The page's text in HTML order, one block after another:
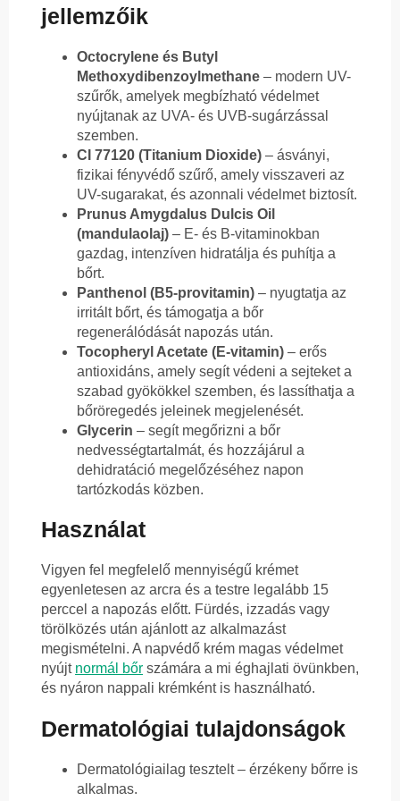
jellemzőik
Octocrylene és Butyl
Methoxydibenzoylmethane – modern UV-
szűrők, amelyek megbízható védelmet
nyújtanak az UVA- és UVB-sugárzással
szemben.
CI 77120 (Titanium Dioxide) – ásványi,
fizikai fényvédő szűrő, amely visszaveri az
UV-sugarakat, és azonnali védelmet biztosít.
Prunus Amygdalus Dulcis Oil
(mandulaolaj) – E- és B-vitaminokban
gazdag, intenzíven hidratálja és puhítja a
bőrt.
Panthenol (B5-provitamin) – nyugtatja az
irritált bőrt, és támogatja a bőr
regenerálódását napozás után.
Tocopheryl Acetate (E-vitamin) – erős
antioxidáns, amely segít védeni a sejteket a
szabad gyökökkel szemben, és lassíthatja a
bőröregedés jeleinek megjelenését.
Glycerin – segít megőrizni a bőr
nedvességtartalmát, és hozzájárul a
dehidratáció megelőzéséhez napon
tartózkodás közben.
Használat
Vigyen fel megfelelő mennyiségű krémet
egyenletesen az arcra és a testre legalább 15
perccel a napozás előtt. Fürdés, izzadás vagy
törölközés után ajánlott az alkalmazást
megismételni. A napvédő krém magas védelmet
nyújt normál bőr számára a mi éghajlati övünkben,
és nyáron nappali krémként is használható.
Dermatológiai tulajdonságok
Dermatológiailag tesztelt – érzékeny bőrre is
alkalmas.